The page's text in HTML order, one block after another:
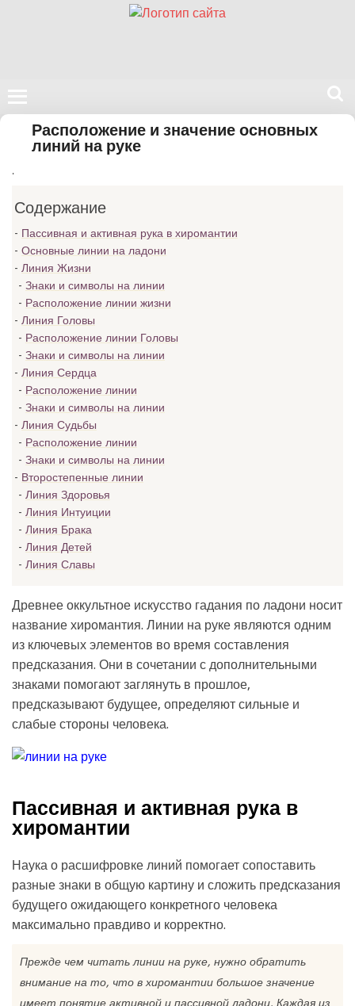
Поиск
сайте
Расположение и значение основных
линий на руке
.
Содержание
Пассивная и активная рука в хиромантии
Основные линии на ладони
Линия Жизни
Знаки и символы на линии
Расположение линии жизни
Линия Головы
Расположение линии Головы
Знаки и символы на линии
Линия Сердца
Расположение линии
Знаки и символы на линии
Линия Судьбы
Расположение линии
Знаки и символы на линии
Второстепенные линии
Линия Здоровья
Линия Интуиции
Линия Брака
Линия Детей
Линия Славы
Древнее оккультное искусство гадания по ладони носит
название хиромантия. Линии на руке являются одним
из ключевых элементов во время составления
предсказания. Они в сочетании с дополнительными
знаками помогают заглянуть в прошлое,
предсказывают будущее, определяют сильные и
слабые стороны человека.
Пассивная и активная рука в
хиромантии
Наука о расшифровке линий помогает сопоставить
разные знаки в общую картину и сложить предсказания
будущего ожидающего конкретного человека
максимально правдиво и корректно.
Прежде чем читать линии на руке, нужно обратить
внимание на то, что в хиромантии большое значение
имеет понятие активной и пассивной ладони. Каждая из